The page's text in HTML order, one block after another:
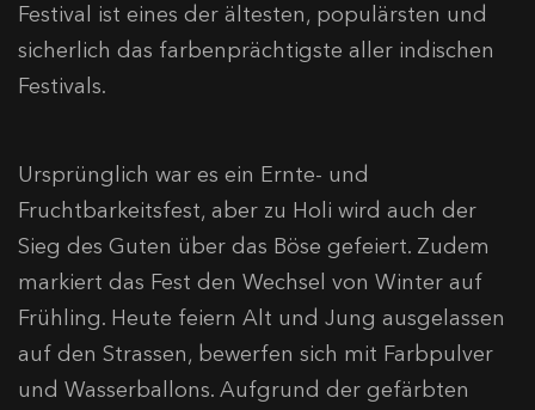
Festival ist eines der ältesten, populärsten und
sicherlich das farbenprächtigste aller indischen
Festivals.
Ursprünglich war es ein Ernte- und
Fruchtbarkeitsfest, aber zu Holi wird auch der
Sieg des Guten über das Böse gefeiert. Zudem
markiert das Fest den Wechsel von Winter auf
Frühling. Heute feiern Alt und Jung ausgelassen
auf den Strassen, bewerfen sich mit Farbpulver
und Wasserballons. Aufgrund der gefärbten